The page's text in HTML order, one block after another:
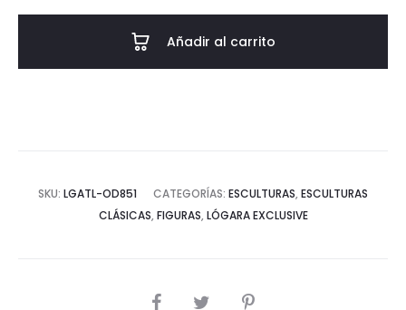
Añadir al carrito
SKU: LGATL-OD851 CATEGORÍAS: ESCULTURAS, ESCULTURAS
CLÁSICAS, FIGURAS, LÓGARA EXCLUSIVE
COMPARTIR